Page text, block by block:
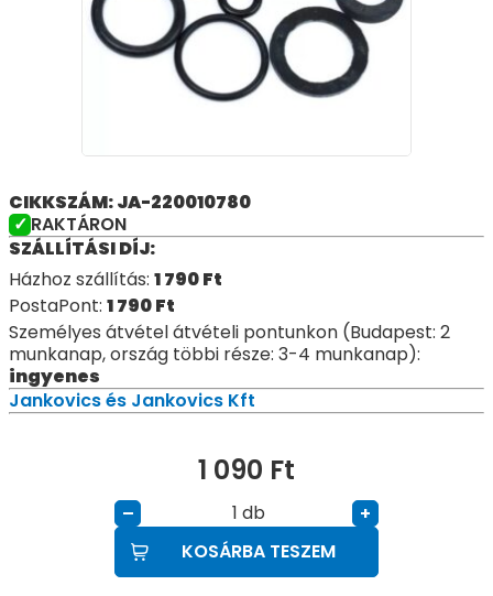
CIKKSZÁM: JA-220010780
RAKTÁRON
SZÁLLÍTÁSI DÍJ:
Házhoz szállítás: 1 790Ft
PostaPont: 1 790Ft
Személyes átvétel átvételi pontunkon (Budapest: 2
munkanap, ország többi része: 3-4 munkanap):
ingyenes
Jankovics és Jankovics Kft
1 090 Ft
– db
+
KOSÁRBA TESZEM